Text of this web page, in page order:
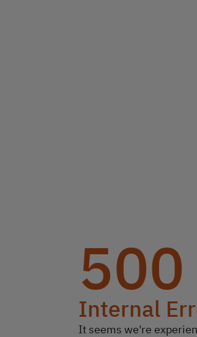
500
Internal
It seems we're